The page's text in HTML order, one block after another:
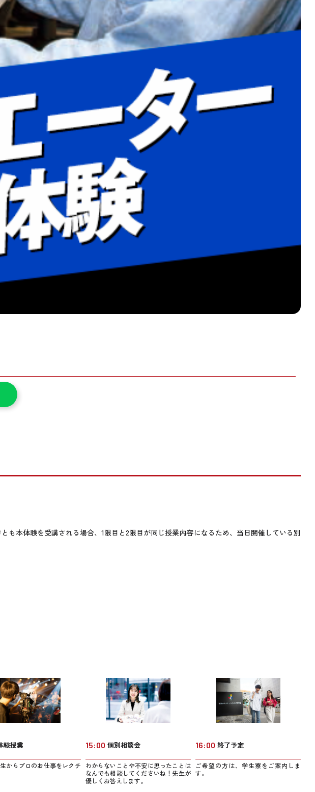
本体験を受講される場合、1限目と2限目が同じ授業内容になるため、当日開催している別
験授業
からプロのお仕事をレクチ
15:00 個別相談会
わからないことや不安に思ったことは
なんでも相談してくださいね！先生が
優しくお答えします。
16:00 終了予定
ご希望の方は、学生寮をご案内しま
す。